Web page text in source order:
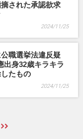
された承認欲求
2024/11/25
職選挙法違反疑
出身32歳キラキラ
たもの
2024/11/25